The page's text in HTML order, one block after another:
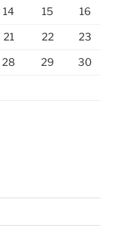
14 15 16
21 22 23
28 29 30